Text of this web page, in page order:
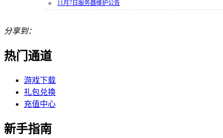
11月7日服务器维护公告
分享到：
热门通道
游戏下载
礼包兑换
充值中心
新手指南